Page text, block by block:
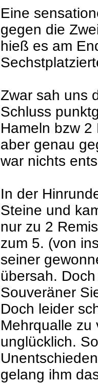
Eine
gegen die
hieß es am
Zwar sah uns
Schluss
Hameln bzw
aber genau
war nichts
In der
Steine und
nur zu 2
zum 5. (von
seiner
übersah.
Souveräner
Doch leider
Mehrqualle zu
unglücklich.
gelang ihm